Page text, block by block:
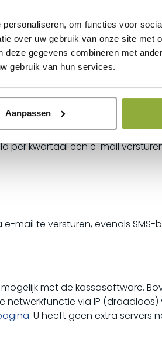
om functies voor
over uw gebruik van onze site met
gegevens combineren met
gebruik van hun services.
Aanpassen
duidelijke overzichten van
opmaak en bijlage, en het
toegekend per
per kwartaal een e-mail
mail te versturen, evenals SMS-
met de kassasoftware.
via IP
. U heeft geen extra servers